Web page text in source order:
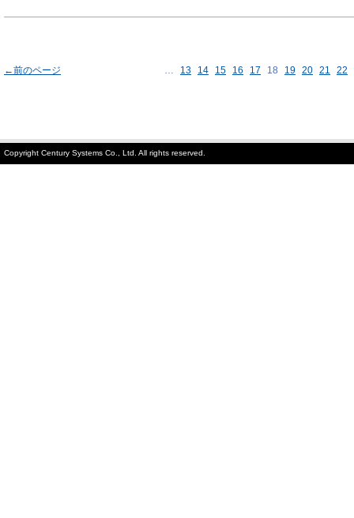
←前のページ … 13 14 15 16 17 18 19 20 21 22
Copyright Century Systems Co., Ltd. All rights reserved.